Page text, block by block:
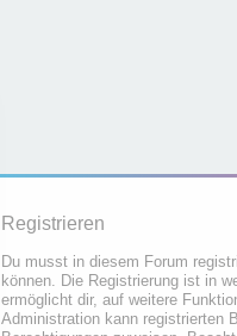
Registrieren
Du musst in diesem Forum
können. Die Registrierung ist in
ermöglicht dir, auf weitere
Administration kann registrierten